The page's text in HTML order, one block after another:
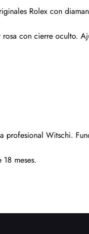
Rolex con
con cierre oculto.
Witschi.
18 meses.